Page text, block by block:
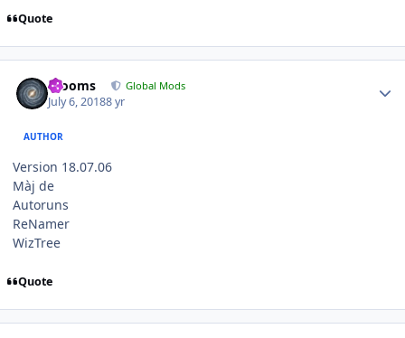
Quote
mooms Global Mods
July 6, 20188 yr
AUTHOR
Version 18.07.06
Màj de
Autoruns
ReNamer
WizTree
Quote